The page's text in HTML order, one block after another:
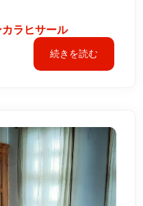
ラヒサール
続きを読む